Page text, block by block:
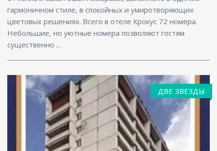
гармоничном стиле, в спокойных и умиротворяющих
цветовых решениях. Всего в отеле Крокус 72 номера.
Небольшие, но уютные номера позволяют гостям
существенно ...
ДВЕ ЗВЕЗДЫ